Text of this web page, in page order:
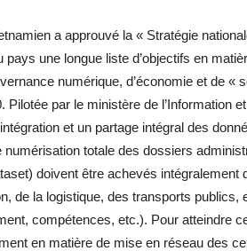
a approuvé la « Stratégie
une longue liste d’objectifs en
numérique, d’économie et de «
par le ministère de l’Information
et un partage intégral des
numérisation totale des dossiers
doivent être achevés intégralement
de la logistique, des transports publics,
compétences, etc.). Pour atteindre
en matière de mise en réseau des